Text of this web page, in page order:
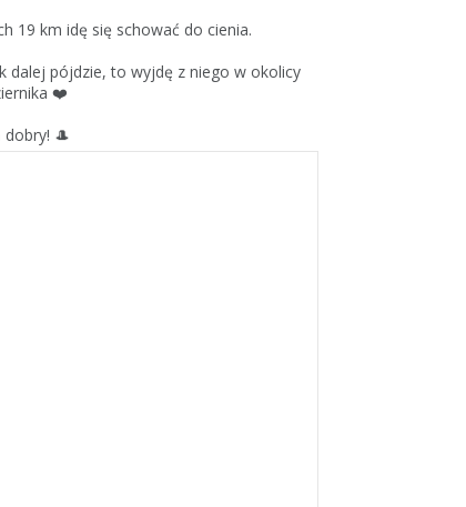
19 km idę się schować do cienia.
dalej pójdzie, to wyjdę z niego w okolicy
❤️
dobry! 🎩